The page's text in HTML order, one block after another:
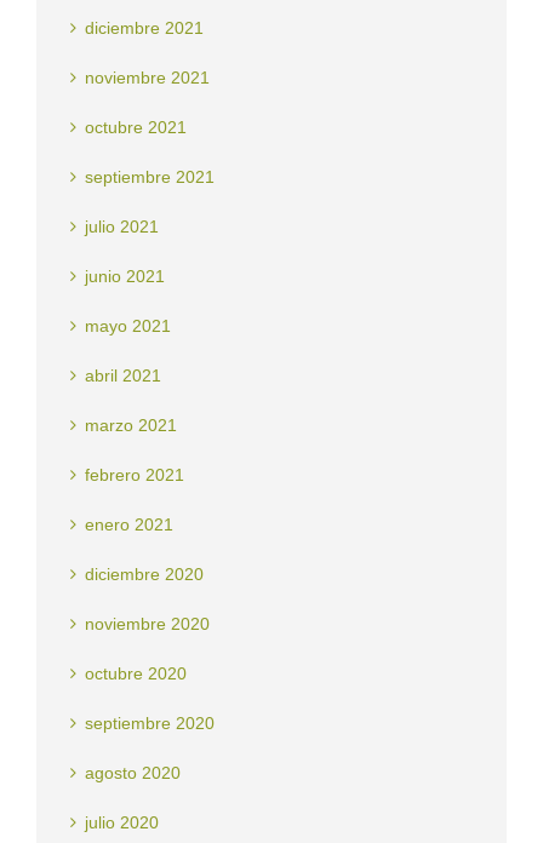
diciembre 2021
noviembre 2021
octubre 2021
septiembre 2021
julio 2021
junio 2021
mayo 2021
abril 2021
marzo 2021
febrero 2021
enero 2021
diciembre 2020
noviembre 2020
octubre 2020
septiembre 2020
agosto 2020
julio 2020